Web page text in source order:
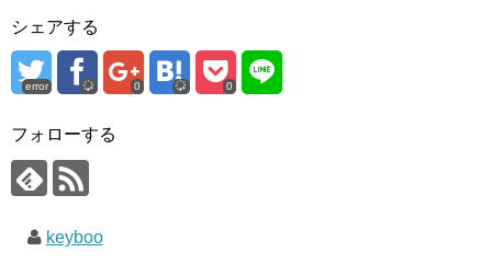
シェアする
error 0 0
フォローする
keyboo